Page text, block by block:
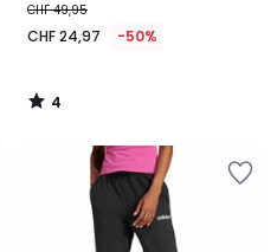
CHF 49,95
CHF 24,97 -50%
4
/